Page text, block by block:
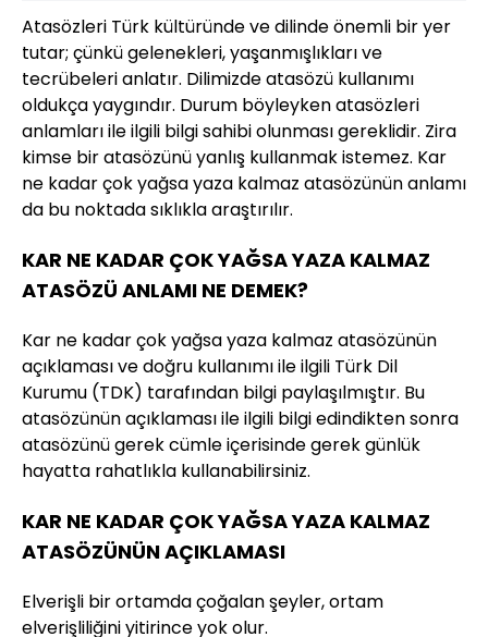
Atasözleri Türk kültüründe ve dilinde önemli bir yer
tutar; çünkü gelenekleri, yaşanmışlıkları ve
tecrübeleri anlatır. Dilimizde atasözü kullanımı
oldukça yaygındır. Durum böyleyken atasözleri
anlamları ile ilgili bilgi sahibi olunması gereklidir. Zira
kimse bir atasözünü yanlış kullanmak istemez. Kar
ne kadar çok yağsa yaza kalmaz atasözünün anlamı
da bu noktada sıklıkla araştırılır.
KAR NE KADAR ÇOK YAĞSA YAZA KALMAZ
ATASÖZÜ ANLAMI NE DEMEK?
Kar ne kadar çok yağsa yaza kalmaz atasözünün
açıklaması ve doğru kullanımı ile ilgili Türk Dil
Kurumu (TDK) tarafından bilgi paylaşılmıştır. Bu
atasözünün açıklaması ile ilgili bilgi edindikten sonra
atasözünü gerek cümle içerisinde gerek günlük
hayatta rahatlıkla kullanabilirsiniz.
KAR NE KADAR ÇOK YAĞSA YAZA KALMAZ
ATASÖZÜNÜN AÇIKLAMASI
Elverişli bir ortamda çoğalan şeyler, ortam
elverişliliğini yitirince yok olur.